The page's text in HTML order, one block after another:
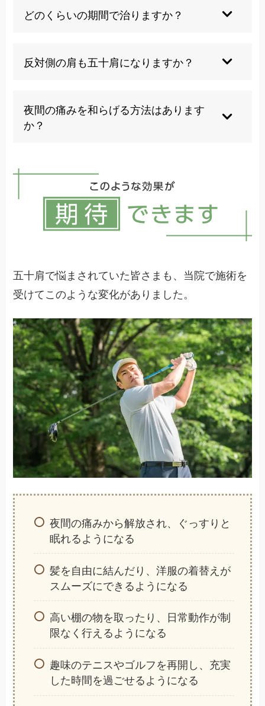
の改善、自然治癒力を活性化させる施術など、
様々な保存療法があります。個人の状態に応じた
どのくらいの期間で治りますか？
切な施術を早期に開始することで回復期間を短縮
できます。症状の程度や個人差により期間は変わ
反対側の肩も五十肩になりますか？
性は20～30%とされています。予防的なケアや生
活習慣の改善により発症リスクを下げることがで
きます。
夜間の痛みを和らげる方法はあります
か？
る、温めすぎない、適度な室温を保つなどの工夫
が有効です。根本的な改善には専門的な対応が必
要です。
五十肩で悩まされていた皆さまも、当院で施術を
受けてこのような変化がありました。
夜間の痛みから解放され、ぐっすりと
眠れるようになる
髪を自由に結んだり、洋服の着替えが
スムーズにできるようになる
高い棚の物を取ったり、日常動作が制
限なく行えるようになる
趣味のテニスやゴルフを再開し、充実
した時間を過ごせるようになる